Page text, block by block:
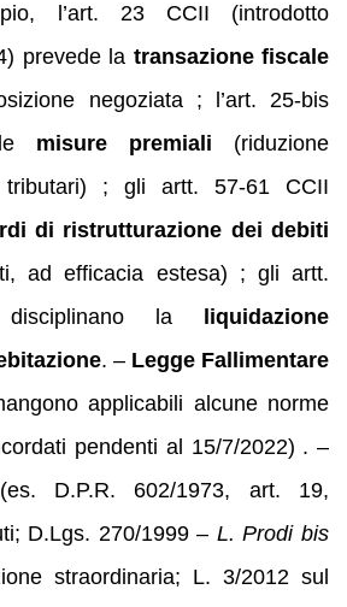
l’art. 23 CCII (introdotto
prevede la transazione fiscale
negoziata ; l’art. 25-bis
misure premiali (riduzione
tributari) ; gli artt. 57-61 CCII
di ristrutturazione dei debiti
ad efficacia estesa) ; gli artt.
la
liquidazione
. – Legge Fallimentare
applicabili alcune norme
pendenti al 15/7/2022) . –
D.P.R. 602/1973, art. 19,
D.Lgs. 270/1999 – L. Prodi bis
straordinaria; L. 3/2012 sul